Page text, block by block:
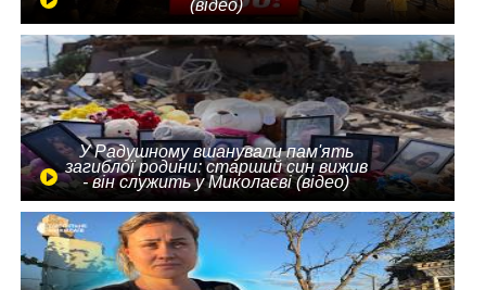
(відео)
У Радушному вшанували пам'ять
загиблої родини: старший син вижив
- він служить у Миколаєві (відео)